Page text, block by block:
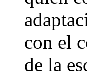
con el
de la